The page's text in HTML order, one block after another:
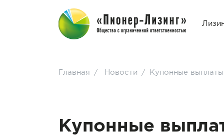
Главная / Новости / Купонные
Купонные